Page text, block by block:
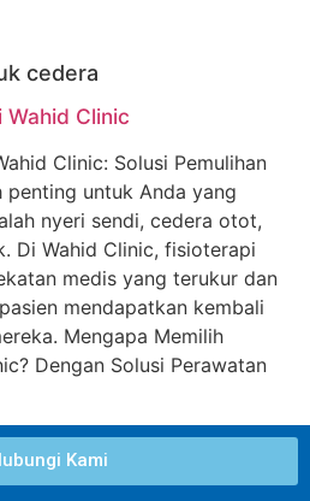
cedera
Wahid Clinic
Clinic: Solusi Pemulihan
penting untuk Anda yang
nyeri sendi, cedera otot,
Di Wahid Clinic, fisioterapi
medis yang terukur dan
mendapatkan kembali
Mengapa Memilih
Dengan Solusi Perawatan
Kami